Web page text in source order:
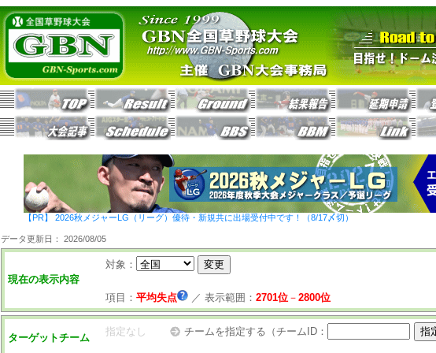
【PR】 2026秋メジャーLG（リーグ）優待・新規共に出場受付中です！（8/17〆切）
データ更新日： 2026/08/05
現在の表示内容
対象：
項目： 平均失点 ／ 表示範囲： 2701位－ 2800位
ターゲットチーム
指定なし チームを指定する（チームID：